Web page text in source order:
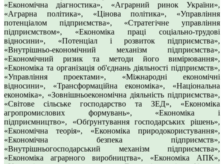
«Економічна діагностика», «Аграрний ринок України»,
«Аграрна політика», «Цінова політика», «Управління
потенціалом підприємства», «Стратегічне управління
підприємством», «Економіка праці соціально-трудові
відносини», «Потенціал і розвиток підприємства»,
«Внутрішньо-економічний механізм підприємства»,
«Економічний ризик та методи його вимірювання»,
«Економіка та організація об'єднань діяльності підприємств»,
«Управління проектами», «Міжнародні економічні
відносини», «Трансформаційна економіка», «Національна
економіка», «Зовнішньоекономічна діяльність підприємства»,
«Світове сільське господарство та ЗЕД», «Економіка
агропромислових формувань», «Економіка і
підприємництво», «Обґрунтування господарських рішень»,
«Економічна теорія», «Економіка природокористування»,
«Економічна безпека підприємств»,
«Внутрішньогосподарський механізм підприємства»,
«Економіка аграрного виробництва», «Економіка АПК»,